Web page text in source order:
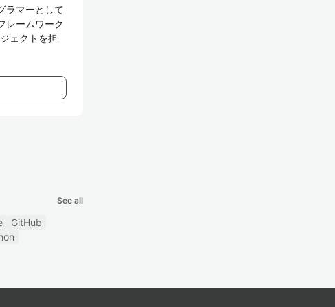
ラマーとして
レームワーク
ェクトを担
See all
GitHub